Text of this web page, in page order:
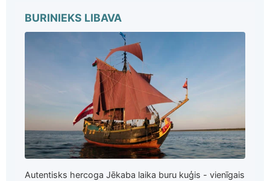
BURINIEKS LIBAVA
Autentisks hercoga Jēkaba laika buru kuģis - vienīgais